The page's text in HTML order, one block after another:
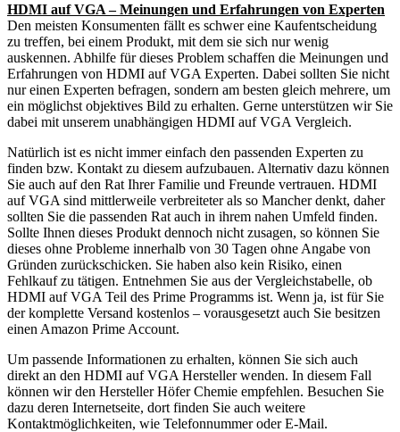
HDMI auf VGA – Meinungen und Erfahrungen von Experten
Den meisten Konsumenten fällt es schwer eine Kaufentscheidung
zu treffen, bei einem Produkt, mit dem sie sich nur wenig
auskennen. Abhilfe für dieses Problem schaffen die Meinungen und
Erfahrungen von HDMI auf VGA Experten. Dabei sollten Sie nicht
nur einen Experten befragen, sondern am besten gleich mehrere, um
ein möglichst objektives Bild zu erhalten. Gerne unterstützen wir Sie
dabei mit unserem unabhängigen HDMI auf VGA Vergleich.
Natürlich ist es nicht immer einfach den passenden Experten zu
finden bzw. Kontakt zu diesem aufzubauen. Alternativ dazu können
Sie auch auf den Rat Ihrer Familie und Freunde vertrauen. HDMI
auf VGA sind mittlerweile verbreiteter als so Mancher denkt, daher
sollten Sie die passenden Rat auch in ihrem nahen Umfeld finden.
Sollte Ihnen dieses Produkt dennoch nicht zusagen, so können Sie
dieses ohne Probleme innerhalb von 30 Tagen ohne Angabe von
Gründen zurückschicken. Sie haben also kein Risiko, einen
Fehlkauf zu tätigen. Entnehmen Sie aus der Vergleichstabelle, ob
HDMI auf VGA Teil des Prime Programms ist. Wenn ja, ist für Sie
der komplette Versand kostenlos – vorausgesetzt auch Sie besitzen
einen Amazon Prime Account.
Um passende Informationen zu erhalten, können Sie sich auch
direkt an den HDMI auf VGA Hersteller wenden. In diesem Fall
können wir den Hersteller Höfer Chemie empfehlen. Besuchen Sie
dazu deren Internetseite, dort finden Sie auch weitere
Kontaktmöglichkeiten, wie Telefonnummer oder E-Mail.